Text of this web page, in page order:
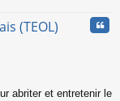
(TEOL)
abriter et entretenir le